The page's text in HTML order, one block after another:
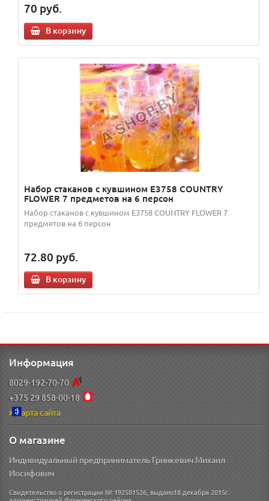
70 руб.
В корзину
Набор стаканов с кувшином E3758 COUNTRY
FLOWER 7 предметов на 6 персон
Набор стаканов с кувшином E3758 COUNTRY FLOWER 7
предметов на 6 персон
72.80 руб.
В корзину
Информация
8029-192-70-70
+375 29 858-00-18
Карта сайта
О магазине
Индивидуальный предприниматель Гринкевич Михаил
Иосифович
Свидетельство о регистрации № 192581526, выдано18 декабря 2015г.